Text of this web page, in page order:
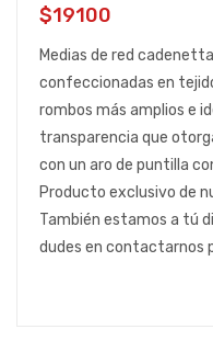
$19100
Medias de red
confeccionadas en
rombos más amplios e
transparencia que
con un aro de puntilla
Producto exclusivo de
También estamos a tú
dudes en contactarnos